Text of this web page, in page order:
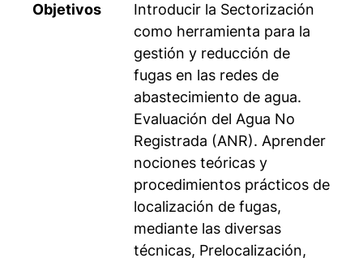
Objetivos
Introducir la Sectorización
como herramienta para la
gestión y reducción de
fugas en las redes de
abastecimiento de agua.
Evaluación del Agua No
Registrada (ANR). Aprender
nociones teóricas y
procedimientos prácticos de
localización de fugas,
mediante las diversas
técnicas, Prelocalización,